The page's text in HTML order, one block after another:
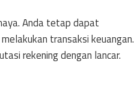
Anda tetap dapat
transaksi keuangan.
rekening dengan lancar.